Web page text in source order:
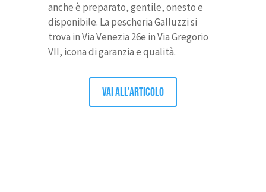
anche è preparato, gentile, onesto e
disponibile. La pescheria Galluzzi si
trova in Via Venezia 26e in Via Gregorio
VII, icona di garanzia e qualità.
Vai all'articolo